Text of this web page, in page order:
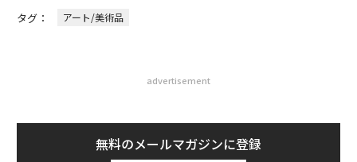
タグ： アート/美術品
advertisement
無料のメールマガジンに登録